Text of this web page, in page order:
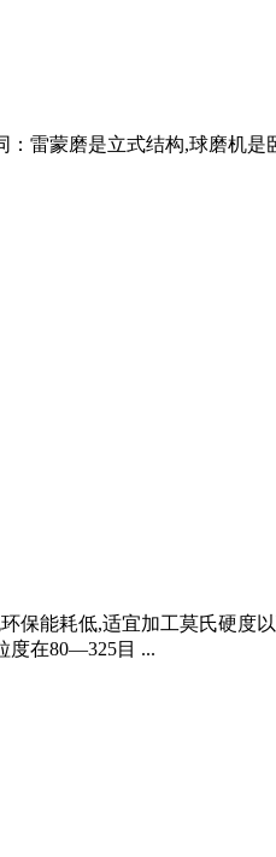
雷蒙磨是立式结构,球磨机
能耗低,适宜加工莫氏硬度
度在80—325目 ...